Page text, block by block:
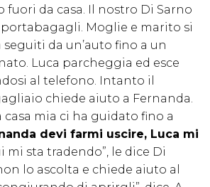
fuori da casa. Il nostro Di Sarno
Moglie e marito si
da un’auto fino a un
Luca parcheggia ed esce
al telefono. Intanto il
chiede aiuto a Fernanda.
casa mia ci ha guidato fino a
devi farmi uscire, Luca mi
mi sta tradendo”, le dice Di
lo ascolta e chiede aiuto al